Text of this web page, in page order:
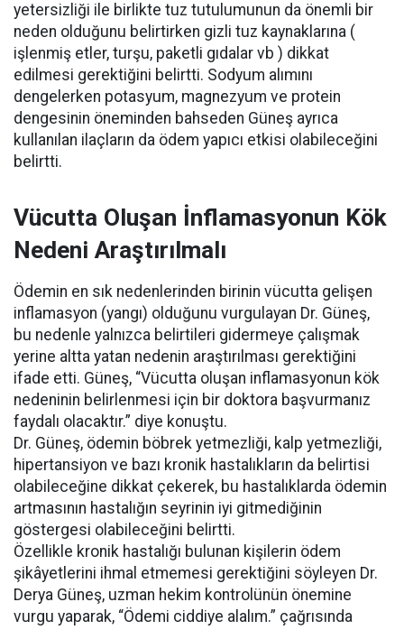
yetersizliği ile birlikte tuz tutulumunun da önemli bir
neden olduğunu belirtirken gizli tuz kaynaklarına (
işlenmiş etler, turşu, paketli gıdalar vb ) dikkat
edilmesi gerektiğini belirtti. Sodyum alımını
dengelerken potasyum, magnezyum ve protein
dengesinin öneminden bahseden Güneş ayrıca
kullanılan ilaçların da ödem yapıcı etkisi olabileceğini
belirtti.
Vücutta Oluşan İnflamasyonun Kök
Nedeni Araştırılmalı
Ödemin en sık nedenlerinden birinin vücutta gelişen
inflamasyon (yangı) olduğunu vurgulayan Dr. Güneş,
bu nedenle yalnızca belirtileri gidermeye çalışmak
yerine altta yatan nedenin araştırılması gerektiğini
ifade etti. Güneş, “Vücutta oluşan inflamasyonun kök
nedeninin belirlenmesi için bir doktora başvurmanız
faydalı olacaktır.” diye konuştu.
Dr. Güneş, ödemin böbrek yetmezliği, kalp yetmezliği,
hipertansiyon ve bazı kronik hastalıkların da belirtisi
olabileceğine dikkat çekerek, bu hastalıklarda ödemin
artmasının hastalığın seyrinin iyi gitmediğinin
göstergesi olabileceğini belirtti.
Özellikle kronik hastalığı bulunan kişilerin ödem
şikâyetlerini ihmal etmemesi gerektiğini söyleyen Dr.
Derya Güneş, uzman hekim kontrolünün önemine
vurgu yaparak, “Ödemi ciddiye alalım.” çağrısında